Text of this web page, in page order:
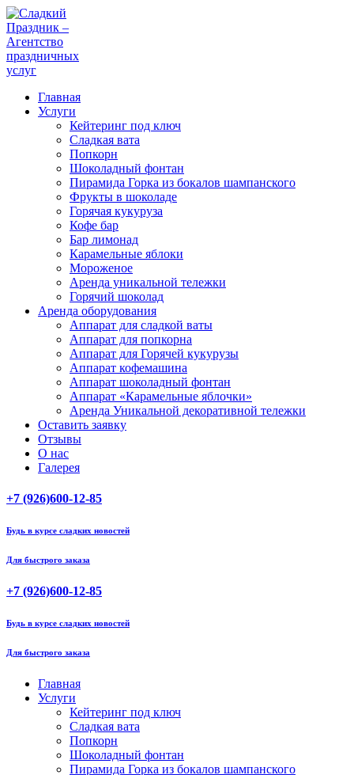
Главная
Услуги
Кейтеринг под ключ
Сладкая вата
Попкорн
Шоколадный фонтан
Пирамида Горка из бокалов шампанского
Фрукты в шоколаде
Горячая кукуруза
Кофе бар
Бар лимонад
Карамельные яблоки
Мороженое
Аренда уникальной тележки
Горячий шоколад
Аренда оборудования
Аппарат для сладкой ваты
Аппарат для попкорна
Аппарат для Горячей кукурузы
Аппарат кофемашина
Аппарат шоколадный фонтан
Аппарат «Карамельные яблочки»
Аренда Уникальной декоративной тележки
Оставить заявку
Отзывы
О нас
Галерея
+7 (926)600-12-85
Будь в курсе сладких новостей
Для быстрого заказа
+7 (926)600-12-85
Будь в курсе сладких новостей
Для быстрого заказа
Главная
Услуги
Кейтеринг под ключ
Сладкая вата
Попкорн
Шоколадный фонтан
Пирамида Горка из бокалов шампанского